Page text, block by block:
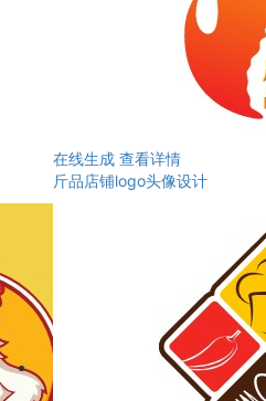
在线生成 查看详情
斤品店铺logo头像设计